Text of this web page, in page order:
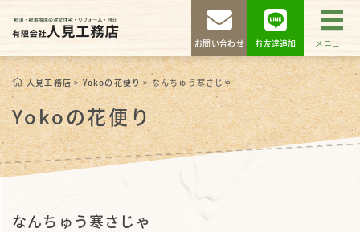
お問い合わせ お友達追加 メニュー
人見工務店>Yokoの花便り>なんちゅう寒さじゃ
Yokoの花便り
なんちゅう寒さじゃ